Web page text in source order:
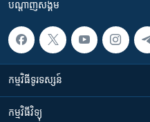
បណ្តាញ​សង្គម
កម្មវិធី​ទូរទស្សន៍
កម្មវិធី​វិទ្យុ